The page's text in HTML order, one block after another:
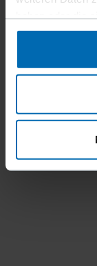
gesammelt